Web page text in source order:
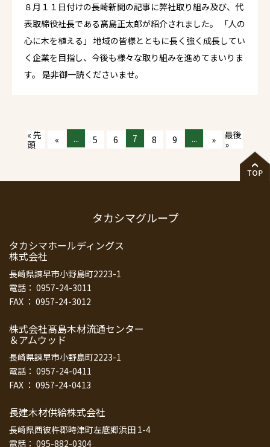
８月１１日付けの長崎新聞の記事に弊社取り組み及び、代
表取締役社長である髙島正太郎が紹介されました。 「人の
心に木を植える」 地域の皆様とともに長く強く成長してい
く企業を目指し、今後も様々な取り組みを進めてまいりま
す。 是非御一読くださいませ。
« 先
頭
« ... 5 6 7 8 9 ... »
最後
»
タカシマグループ
タカシマホールディングス
株式会社
長崎県諫早市小野島町2223-1
電話： 0957-24-3011
FAX ： 0957-24-3012
株式会社髙島木材流通センター
＆アムウッド
長崎県諫早市小野島町2223-1
電話： 0957-24-0411
FAX ： 0957-24-0413
長建木材供給株式会社
長崎県西彼杵郡時津町左底郷浜田 1-4
電話： 095-882-0304